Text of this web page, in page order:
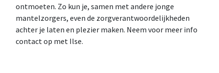
ontmoeten. Zo kun je, samen met andere jonge
mantelzorgers, even de zorgverantwoordelijkheden
achter je laten en plezier maken. Neem voor meer info
contact op met Ilse.